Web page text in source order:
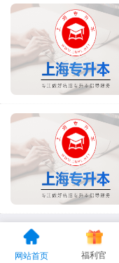
阅读更多 专升本
网站首页 福利官